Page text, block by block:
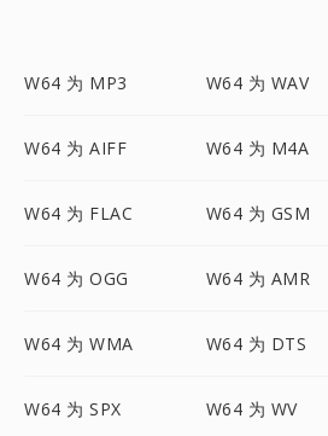
W64 为 MP3 W64 为 WAV
W64 为 AIFF W64 为 M4A
W64 为 FLAC W64 为 GSM
W64 为 OGG W64 为 AMR
W64 为 WMA W64 为 DTS
W64 为 SPX W64 为 WV